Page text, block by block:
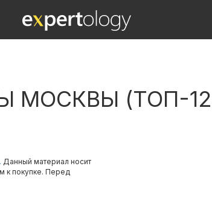
МОСКВЫ (ТОП-
Данный материал носит
к покупке. Перед